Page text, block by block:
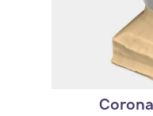
- exocad le da
diseñar